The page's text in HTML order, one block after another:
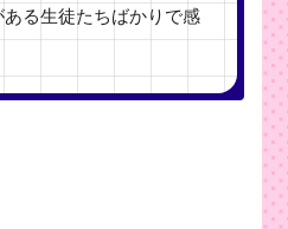
る生徒たちばかりで感